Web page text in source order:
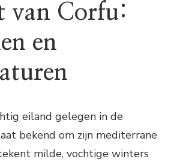
van Corfu:
en
eiland gelegen in de
bekend om zijn mediterrane
milde, vochtige winters